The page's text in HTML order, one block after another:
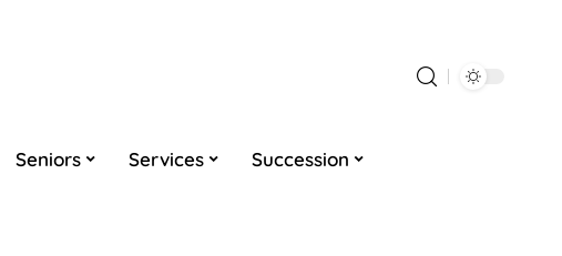
Seniors Services Succession